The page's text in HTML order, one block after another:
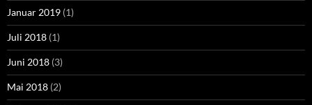
Januar 2019 (1)
Juli 2018 (1)
Juni 2018 (3)
Mai 2018 (2)